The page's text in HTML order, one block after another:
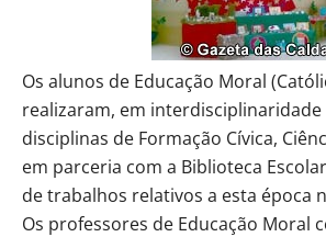
Os alunos de Educação Moral
realizaram, em interdisciplinaridade
disciplinas de Formação Cívica,
em parceria com a Biblioteca
de trabalhos relativos a esta época
Os professores de Educação Moral